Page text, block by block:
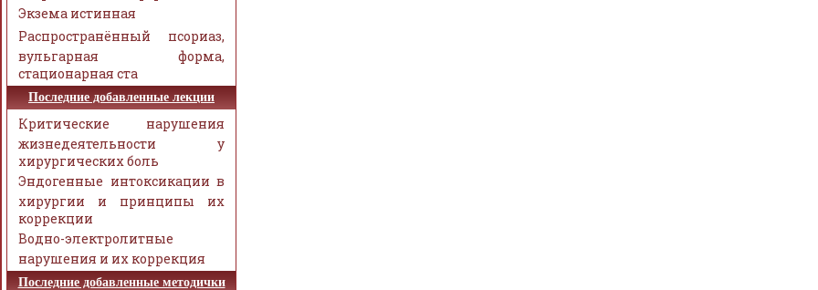
Экзема истинная
Распространённый псориаз,
вульгарная форма,
стационарная ста
Последние добавленные лекции
Критические нарушения
жизнедеятельности у
хирургических боль
Эндогенные интоксикации в
хирургии и принципы их
коррекции
Водно-электролитные
нарушения и их коррекция
Последние добавленные методички